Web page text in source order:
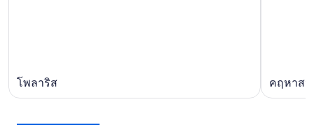
โพลาริส คฤหาส